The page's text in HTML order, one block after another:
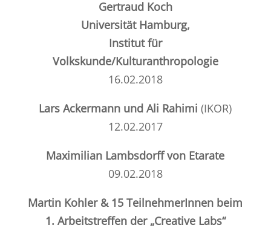
Gertraud Koch
Universität Hamburg,
Institut für
Volkskunde/Kulturanthropologie
16.02.2018
Lars Ackermann und Ali Rahimi (IKOR)
12.02.2017
Maximilian Lambsdorff von Etarate
09.02.2018
Martin Kohler & 15 TeilnehmerInnen beim
1. Arbeitstreffen der „Creative Labs“